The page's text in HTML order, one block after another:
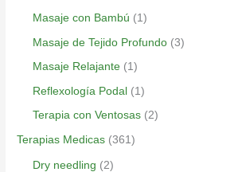
Masaje con Bambú (1)
Masaje de Tejido Profundo (3)
Masaje Relajante (1)
Reflexología Podal (1)
Terapia con Ventosas (2)
Terapias Medicas (361)
Dry needling (2)